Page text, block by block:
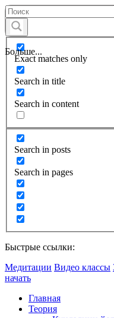
Больше...
Exact matches only
Search in title
Search in content
Search in posts
Search in pages
Быстрые ссылки:
Медитации Видео классы
начать
Главная
Теория